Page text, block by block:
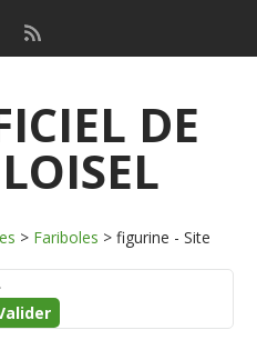
DE
> Fariboles > figurine - Site